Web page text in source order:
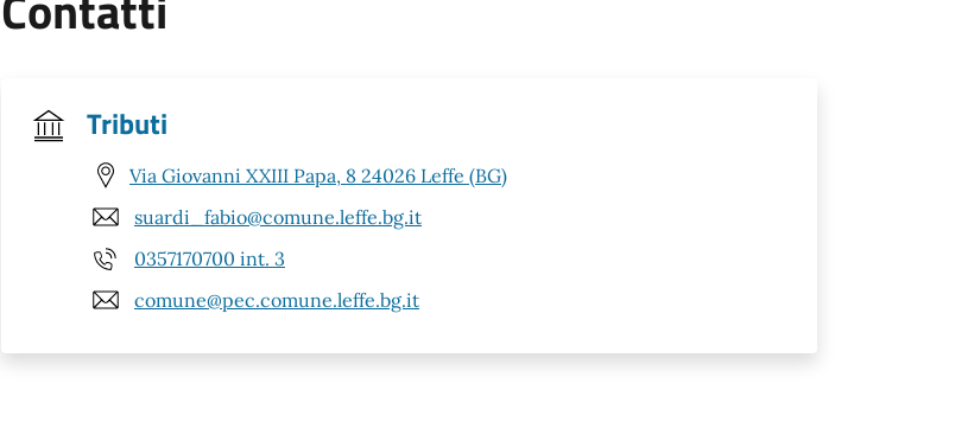
Tributi
Via Giovanni XXIII Papa, 8 24026 Leffe (BG)
suardi_fabio@comune.leffe.bg.it
0357170700 int. 3
comune@pec.comune.leffe.bg.it